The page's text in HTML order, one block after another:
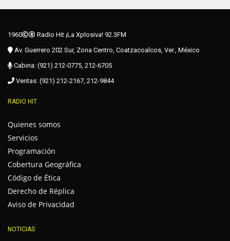
1960
Radio Hit ¡La Xplosiva! 92.3FM
Av. Guerrero 202 Sur, Zona Centro, Coatzacoalcos, Ver., México
Cabina: (921) 212-0775, 212-6705
Ventas: (921) 212-2167, 212-9844
RADIO HIT
Quienes somos
Servicios
Programación
Cobertura Geográfica
Código de Ética
Derecho de Réplica
Aviso de Privacidad
NOTICIAS